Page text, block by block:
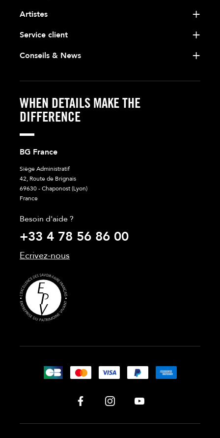
Artistes
Service client
Conseils & News
WHEN DETAILS MAKE THE
DIFFERENCE
BG France
Siège Administratif
42, Route de Brignais
69630 - Chaponost (Lyon)
France
Besoin d'aide ?
+33 4 78 56 86 00
Ecrivez-nous